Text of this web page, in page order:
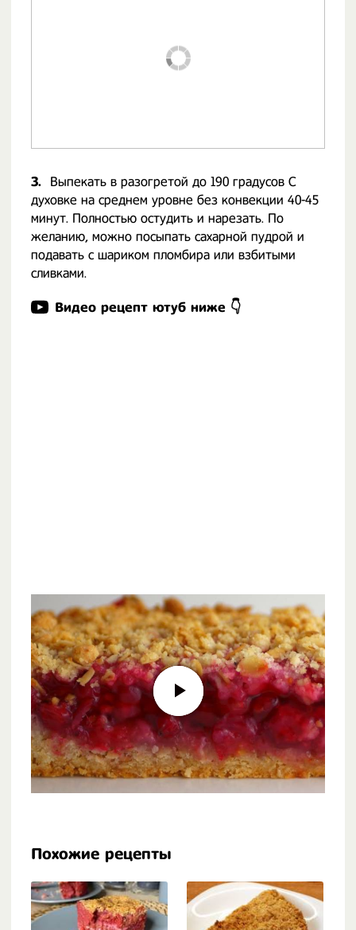
3.
Выпекать в разогретой до 190 градусов С
духовке на среднем уровне без конвекции 40-45
минут. Полностью остудить и нарезать. По
желанию, можно посыпать сахарной пудрой и
подавать с шариком пломбира или взбитыми
сливками.
Видео рецепт ютуб ниже 👇
Похожие рецепты